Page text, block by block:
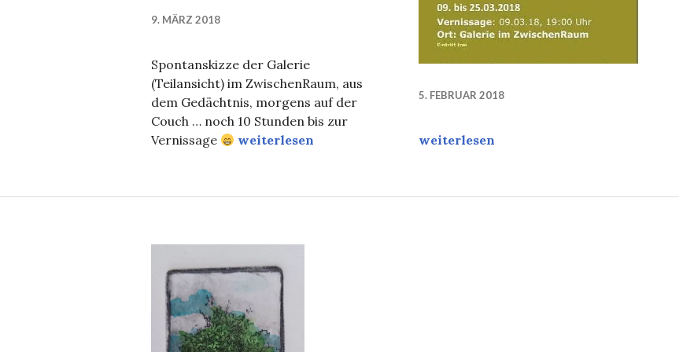
9. MÄRZ 2018
Spontanskizze der Galerie
(Teilansicht) im ZwischenRaum, aus
dem Gedächtnis, morgens auf der
Couch … noch 10 Stunden bis zur
Vernissage
Vorfreude…
weiterlesen
5. FEBRUAR 2018
Vernissage, nur noch wenige Wochen…
weiterlesen